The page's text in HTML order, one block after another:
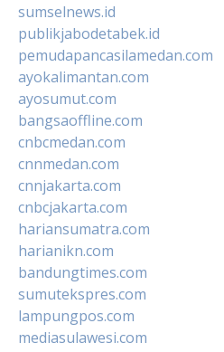
sumselnews.id
publikjabodetabek.id
pemudapancasilamedan.com
ayokalimantan.com
ayosumut.com
bangsaoffline.com
cnbcmedan.com
cnnmedan.com
cnnjakarta.com
cnbcjakarta.com
hariansumatra.com
harianikn.com
bandungtimes.com
sumutekspres.com
lampungpos.com
mediasulawesi.com